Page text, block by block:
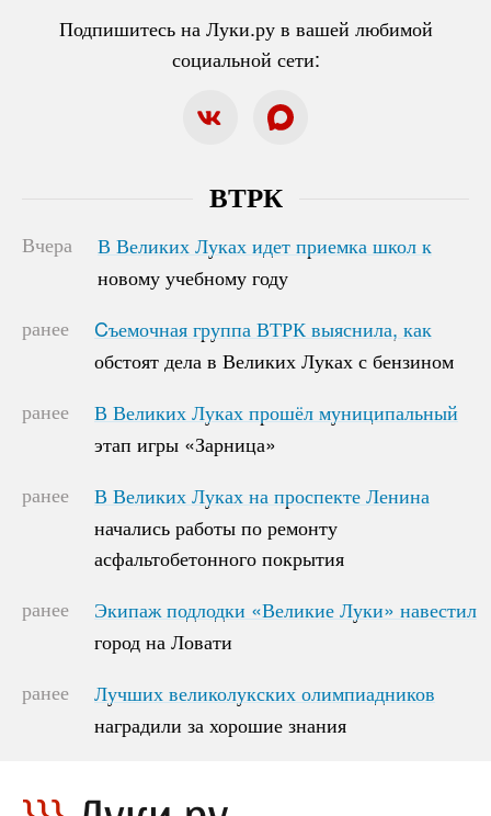
Подпишитесь на Луки.ру в вашей любимой
социальной сети:
ВТРК
Вчера
В Великих Луках идет приемка школ к
новому учебному году
В Великих Луках идет приемка школ к
новому учебному году
ранее
Cъемочная группа ВТРК выяснила, как
обстоят дела в Великих Луках с бензином
Cъемочная группа ВТРК выяснила, как
обстоят дела в Великих Луках с бензином
ранее
В Великих Луках прошёл муниципальный
этап игры «Зарница»
В Великих Луках прошёл муниципальный
этап игры «Зарница»
ранее
В Великих Луках на проспекте Ленина
начались работы по ремонту
асфальтобетонного покрытия
В Великих Луках на проспекте Ленина
начались работы по ремонту
асфальтобетонного покрытия
ранее
Экипаж подлодки «Великие Луки» навестил
город на Ловати
Экипаж подлодки «Великие Луки» навестил
город на Ловати
ранее
Лучших великолукских олимпиадников
наградили за хорошие знания
Лучших великолукских олимпиадников
наградили за хорошие знания